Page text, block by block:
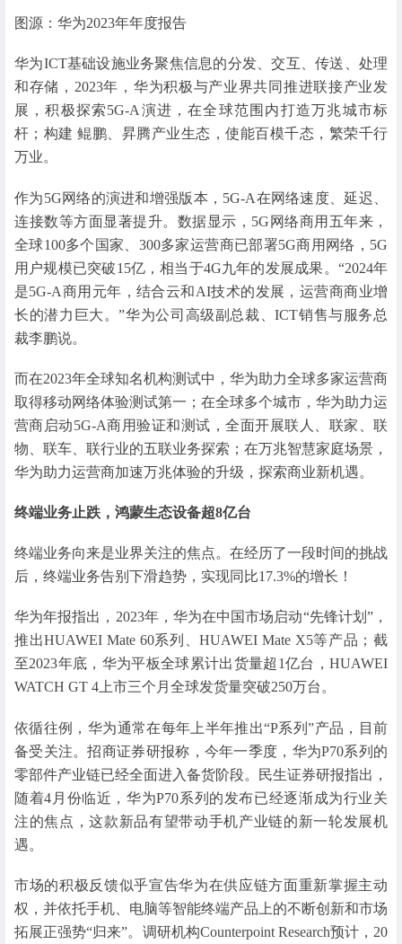
图源：华为2023年年度报告
华为ICT基础设施业务聚焦信息的分发、交互、传送、处理
和存储，2023年，华为积极与产业界共同推进联接产业发
展，积极探索5G-A演进，在全球范围内打造万兆城市标
杆；构建 鲲鹏、昇腾产业生态，使能百模千态，繁荣千行
万业。
作为5G网络的演进和增强版本，5G-A在网络速度、延迟、
连接数等方面显著提升。数据显示，5G网络商用五年来，
全球100多个国家、300多家运营商已部署5G商用网络，5G
用户规模已突破15亿，相当于4G九年的发展成果。“2024年
是5G-A商用元年，结合云和AI技术的发展，运营商商业增
长的潜力巨大。”华为公司高级副总裁、ICT销售与服务总
裁李鹏说。
而在2023年全球知名机构测试中，华为助力全球多家运营商
取得移动网络体验测试第一；在全球多个城市，华为助力运
营商启动5G-A商用验证和测试，全面开展联人、联家、联
物、联车、联行业的五联业务探索；在万兆智慧家庭场景，
华为助力运营商加速万兆体验的升级，探索商业新机遇。
终端业务止跌， 鸿蒙生态设备超8亿台
终端业务向来是业界关注的焦点。在经历了一段时间的挑战
后，终端业务告别下滑趋势，实现同比17.3%的增长！
华为年报指出，2023年，华为在中国市场启动“先锋计划”，
推出HUAWEI Mate 60系列、HUAWEI Mate X5等产品；截
至2023年底，华为平板全球累计出货量超1亿台，HUAWEI
WATCH GT 4上市三个月全球发货量突破250万台。
依循往例，华为通常在每年上半年推出“P系列”产品，目前
备受关注。招商证券研报称，今年一季度，华为P70系列的
零部件产业链已经全面进入备货阶段。民生证券研报指出，
随着4月份临近，华为P70系列的发布已经逐渐成为行业关
注的焦点，这款新品有望带动手机产业链的新一轮发展机
遇。
市场的积极反馈似乎宣告华为在供应链方面重新掌握主动
权，并依托手机、电脑等智能终端产品上的不断创新和市场
拓展正强势“归来”。调研机构Counterpoint Research预计，20